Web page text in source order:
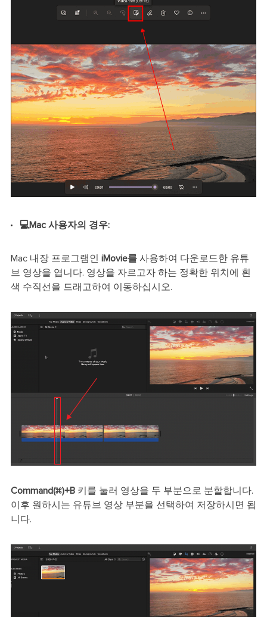
💻Mac 사용자의 경우:
Mac 내장 프로그램인 iMovie를사용하여 다운로드한 유튜
브 영상을 엽니다. 영상을 자르고자 하는 정확한 위치에 흰
색 수직선을 드래고하여 이동하십시오.
Command(⌘)+B키를 눌러 영상을 두 부분으로 분할합니다.
이후 원하시는 유튜브 영상 부분을 선택하여 저장하시면 됩
니다.